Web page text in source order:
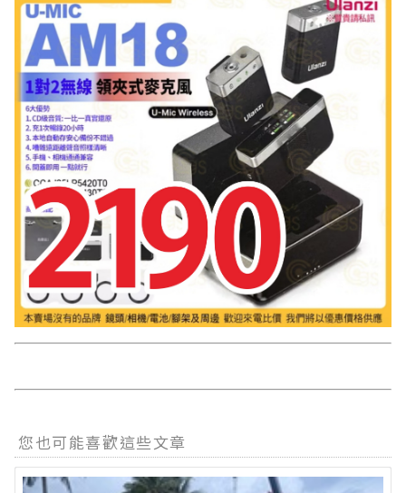
您也可能喜歡這些文章